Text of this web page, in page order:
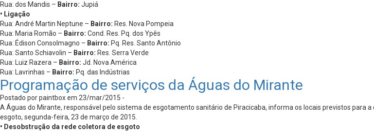
Rua: dos Mandis – Bairro: Jupiá
• Ligação
Rua: André Martin Neptune – Bairro: Res. Nova Pompeia
Rua: Maria Romão – Bairro: Cond. Res. Pq. dos Ypês
Rua: Édison Consolmagno – Bairro: Pq. Res. Santo Antônio
Rua: Santo Schiavolin – Bairro: Res. Serra Verde
Rua: Luiz Razera – Bairro: Jd. Nova América
Rua: Lavrinhas – Bairro: Pq. das Indústrias
Programação de serviços da Águas do Mirante
Postado por paintbox em 23/mar/2015 -
A Águas do Mirante, responsável pelo sistema de esgotamento sanitário de Piracicaba, informa os locais previstos para
esgoto, segunda-feira, 23 de março de 2015.
• Desobstrução da rede coletora de esgoto